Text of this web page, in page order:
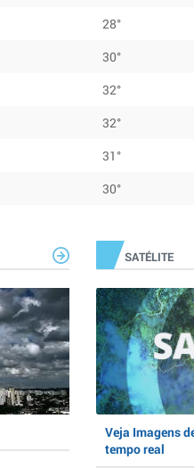
28°
30°
32°
32°
31°
30°
SATÉLITE
Veja Imagens
tempo real